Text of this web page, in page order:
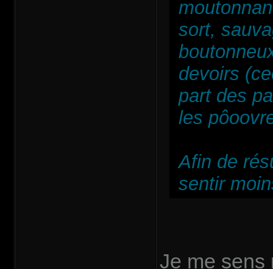
sort,
devoirs
part des
les
Afin de
sentir
Je me sens